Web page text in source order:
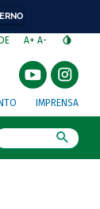
A+ A-
IMPRENSA